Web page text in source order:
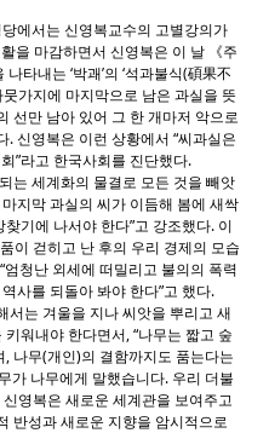
에서는 신영복교수의 고별강의가
을 마감하면서 신영복은 이 날 《주
타내는 ‘박괘’의 ‘석과불식(碩果不
뭇가지에 마지막으로 남은 과실을 뜻
선만 남아 있어 그 한 개마저 악으로
신영복은 이런 상황에서 “씨과실은
”라고 한국사회를 진단했다.
는 세계화의 물결로 모든 것을 빼앗
지막 과실의 씨가 이듬해 봄에 새싹
기에 나서야 한다”고 강조했다. 이
이 걷히고 난 후의 우리 경제의 모습
청난 외세에 떠밀리고 불의의 폭력
사를 되돌아 봐야 한다”고 했다.
서는 겨울을 지나 씨앗을 뿌리고 새
워내야 한다면서, “나무는 짧고 숲
나무(개인)의 결함까지도 품는다는
가 나무에게 말했습니다. 우리 더불
영복은 새로운 세계관을 보여주고
반성과 새로운 지향을 암시적으로